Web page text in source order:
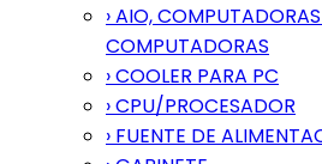
› AIO,
COMPUTADORAS
› COOLER PARA PC
› CPU/PROCESADOR
› FUENTE DE